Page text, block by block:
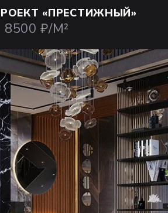
«ПРЕСТИЖНЫЙ»
8500 ₽/М²